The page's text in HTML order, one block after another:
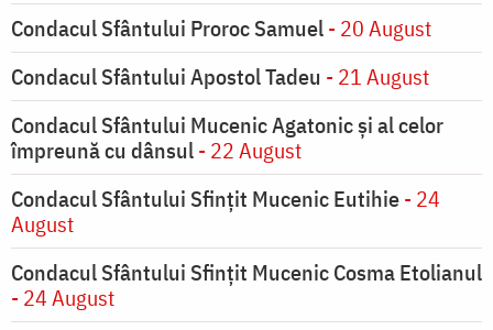
Condacul Sfântului Proroc Samuel- 20 August
Condacul Sfântului Apostol Tadeu - 21 August
Condacul Sfântului Mucenic Agatonic şi al celor
împreună cu dânsul- 22 August
Condacul Sfântului Sfinţit Mucenic Eutihie- 24
August
Condacul Sfântului Sfinţit Mucenic Cosma Etolianul
- 24 August